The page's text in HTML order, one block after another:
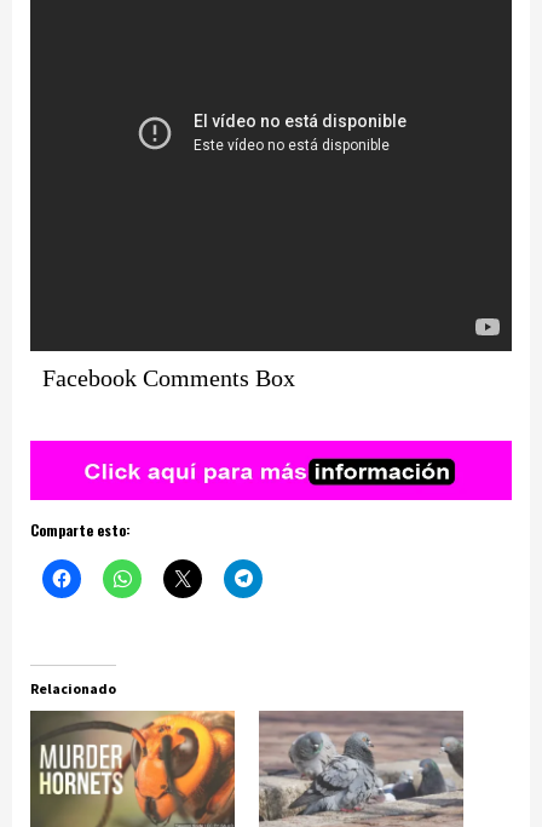
Facebook Comments Box
Comparte esto:
Relacionado